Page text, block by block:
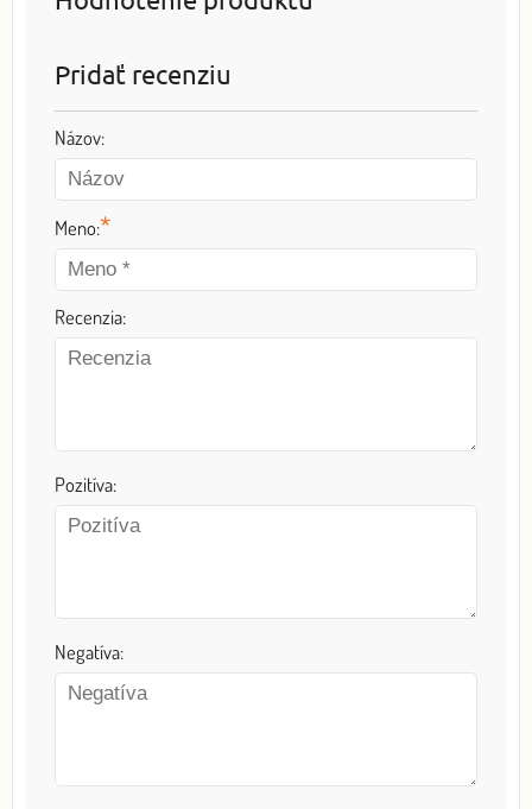
Pridať recenziu
Názov:
Meno:*
Recenzia:
Pozitíva:
Negatíva: